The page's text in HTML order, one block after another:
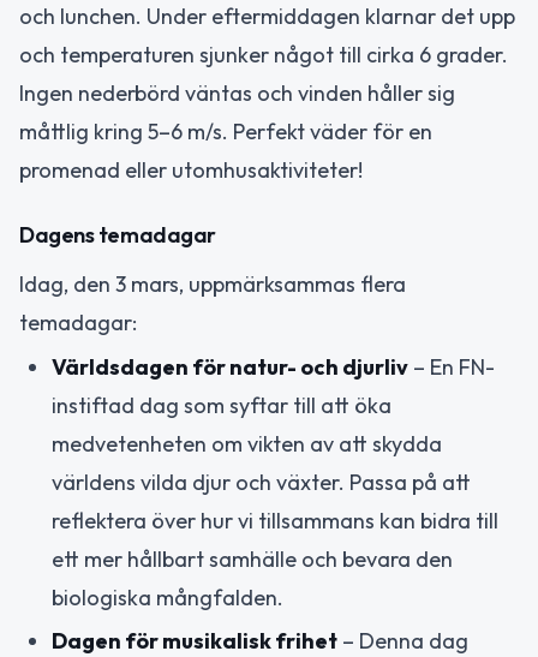
och lunchen. Under eftermiddagen klarnar det upp
och temperaturen sjunker något till cirka 6 grader.
Ingen nederbörd väntas och vinden håller sig
måttlig kring 5–6 m/s. Perfekt väder för en
promenad eller utomhusaktiviteter!
Dagens temadagar
Idag, den 3 mars, uppmärksammas flera
temadagar:
Världsdagen för natur- och djurliv – En FN-
instiftad dag som syftar till att öka
medvetenheten om vikten av att skydda
världens vilda djur och växter. Passa på att
reflektera över hur vi tillsammans kan bidra till
ett mer hållbart samhälle och bevara den
biologiska mångfalden.
Dagen för musikalisk frihet – Denna dag